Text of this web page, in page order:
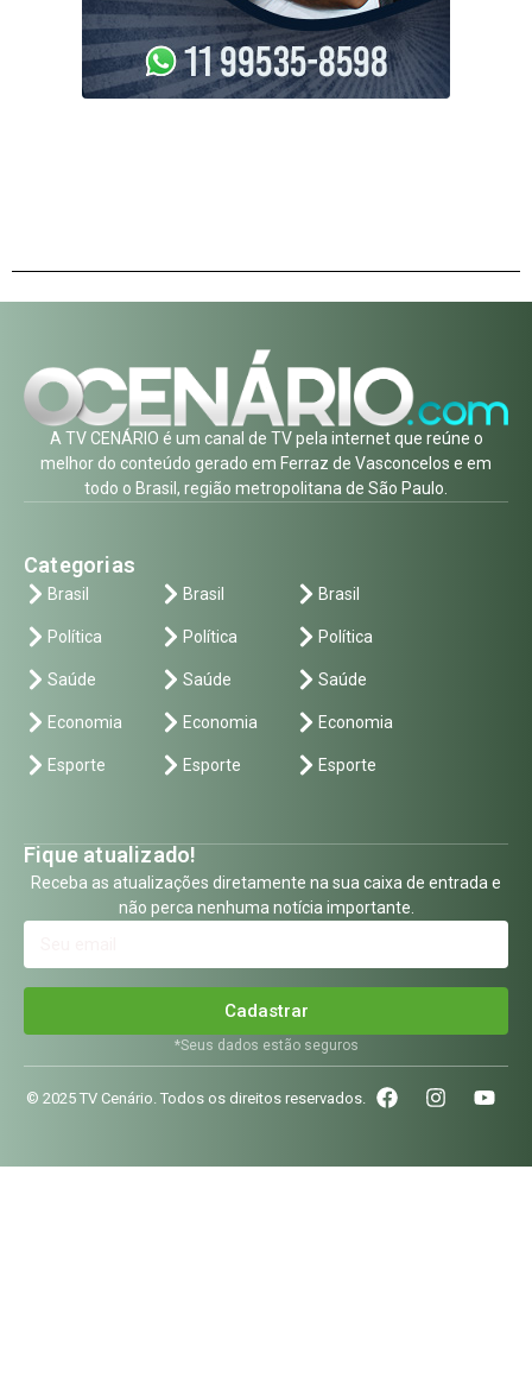
A TV CENÁRIO é um canal de TV pela internet que reúne o
melhor do conteúdo gerado em Ferraz de Vasconcelos e em
todo o Brasil, região metropolitana de São Paulo.
Categorias
Brasil
Política
Saúde
Economia
Esporte
Brasil
Política
Saúde
Economia
Esporte
Brasil
Política
Saúde
Economia
Esporte
Fique atualizado!
Receba as atualizações diretamente na sua caixa de entrada e
não perca nenhuma notícia importante.
Cadastrar
*Seus dados estão seguros
© 2025 TV Cenário. Todos os direitos reservados.